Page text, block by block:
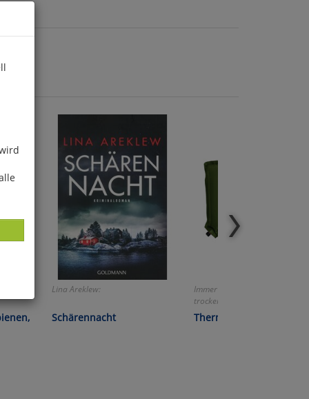
Lina Areklew:
Schärennacht
Immer und überall bequem,
trocken und warm sitzen!
Thermo-Sitzkissen